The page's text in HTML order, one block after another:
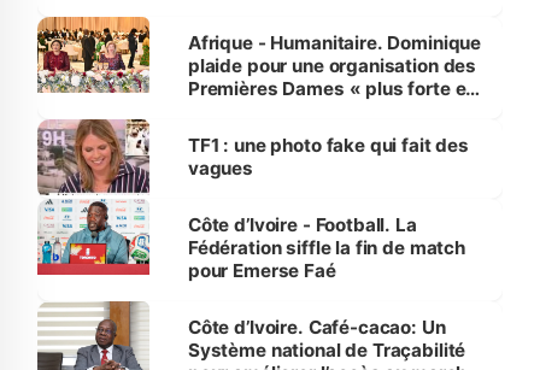
Afrique - Humanitaire. Dominique
plaide pour une organisation des
Premières Dames « plus forte et
sur la scène internationale »
TF1 : une photo fake qui fait des
vagues
Côte d’Ivoire - Football. La
Fédération siffle la fin de match
pour Emerse Faé
Côte d’Ivoire. Café-cacao: Un
Système national de Traçabilité